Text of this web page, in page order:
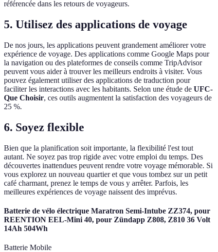
référencée dans les retours de voyageurs.
5. Utilisez des applications de voyage
De nos jours, les applications peuvent grandement améliorer votre
expérience de voyage. Des applications comme Google Maps pour
la navigation ou des plateformes de conseils comme TripAdvisor
peuvent vous aider à trouver les meilleurs endroits à visiter. Vous
pouvez également utiliser des applications de traduction pour
faciliter les interactions avec les habitants. Selon une étude de UFC-
Que Choisir, ces outils augmentent la satisfaction des voyageurs de
25 %.
6. Soyez flexible
Bien que la planification soit importante, la flexibilité l'est tout
autant. Ne soyez pas trop rigide avec votre emploi du temps. Des
découvertes inattendues peuvent rendre votre voyage mémorable. Si
vous explorez un nouveau quartier et que vous tombez sur un petit
café charmant, prenez le temps de vous y arrêter. Parfois, les
meilleures expériences de voyage naissent des imprévus.
Batterie de vélo électrique Maratron Semi-Intube ZZ374, pour
REENTION EEL-Mini 40, pour Zündapp Z808, Z810 36 Volt
14Ah 504Wh
Batterie Mobile